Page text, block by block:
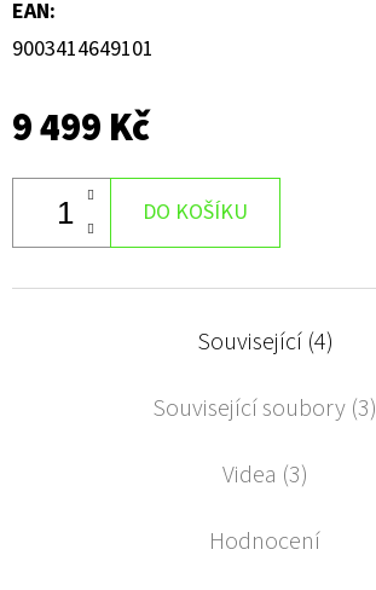
EAN:
9003414649101
9 499 Kč
DO KOŠÍKU
Související (4)
Související soubory (3)
Videa (3)
Hodnocení